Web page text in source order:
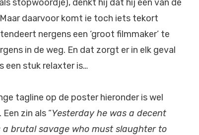
stopwoordje), denkt hij dat hij één van de
daarvoor komt ie toch iets tekort
nergens een ‘groot filmmaker’ te
in de weg. En dat zorgt er in elk geval
een stuk relaxter is…
tagline op de poster hieronder is wel
zin als “Yesterday he was a decent
brutal savage who must slaughter to